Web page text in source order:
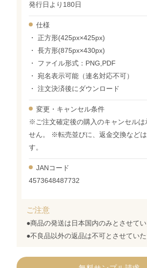
発行日より180日
仕様
・ 正方形(425px×425px)
・ 長方形(875px×430px)
・ ファイル形式：PNG,PDF
・ 宛名表示可能（連名対応不可）
・ 注文決済後にダウンロード
変更・ キャンセル条件
※ご注文確定後の購入のキャンセルは
せん。 ※転売並びに、返金交換など
す。
JANコード
4573648487732
ご注意
●商品の発送は日本国内のみとさせてい
●不良品以外の返品は不可とさせていた